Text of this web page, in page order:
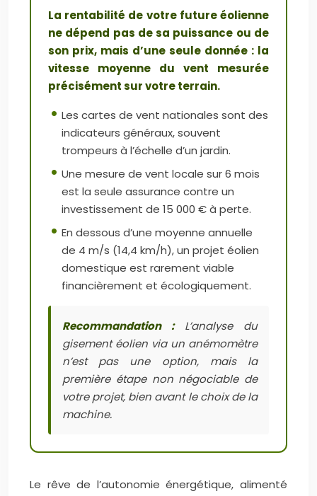
La rentabilité de votre future éolienne
ne dépend pas de sa puissance ou de
son prix, mais d’une seule donnée : la
vitesse moyenne du vent mesurée
précisément sur votre terrain.
Les cartes de vent nationales sont des
indicateurs généraux, souvent
trompeurs à l’échelle d’un jardin.
Une mesure de vent locale sur 6 mois
est la seule assurance contre un
investissement de 15 000 € à perte.
En dessous d’une moyenne annuelle
de 4 m/s (14,4 km/h), un projet éolien
domestique est rarement viable
financièrement et écologiquement.
Recommandation :L’analyse du
gisement éolien via un anémomètre
n’est pas une option, mais la
première étape non négociable de
votre projet, bien avant le choix de la
machine.
Le rêve de l’autonomie énergétique, alimenté